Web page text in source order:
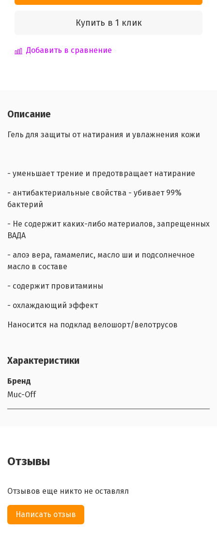
Купить в 1 клик
Добавить в сравнение
Описание
Гель для защиты от натирания и увлажнения кожи
- уменьшает трение и предотвращает натирание
- антибактериальные свойства - убивает 99%
бактерий
- Не содержит каких-либо материалов, запрещенных
ВАДА
- алоэ вера, гамамелис, масло ши и подсолнечное
масло в составе
- содержит провитамины
- охлаждающий эффект
Наносится на подклад велошорт/велотрусов
Характеристики
Бренд
Muc-Off
Отзывы
Отзывов еще никто не оставлял
Написать отзыв